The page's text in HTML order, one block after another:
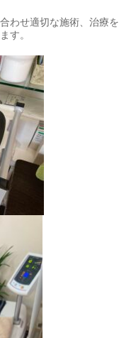
わせ適切な施術、治療を
す。